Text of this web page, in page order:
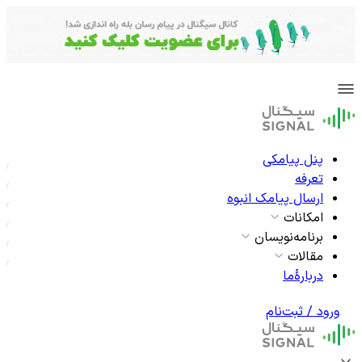
پنل پیامکی
تعرفه
ارسال پیامک انبوه
امکانات
برنامه‌نویسان
مقالات
دربارۀما
ورود / ثبت‌نام